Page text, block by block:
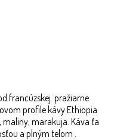
francúzskej pražiarne
profile kávy Ethiopia
maliny, marakuja. Káva ťa
a plným telom .